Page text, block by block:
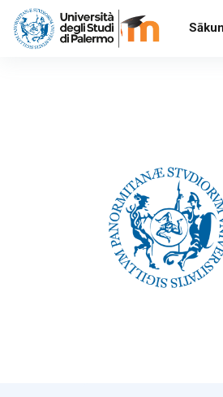
Atvērt galveno saturu